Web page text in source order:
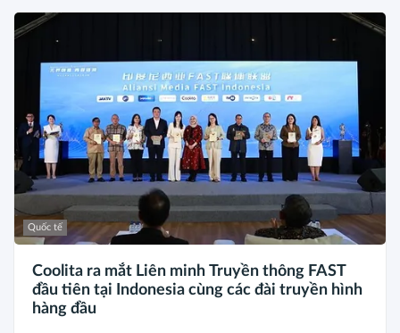
Quốc tế
Coolita ra mắt Liên minh Truyền thông FAST
đầu tiên tại Indonesia cùng các đài truyền hình
hàng đầu